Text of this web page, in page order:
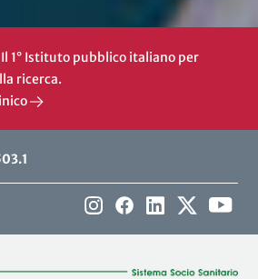
Il 1° Istituto pubblico italiano per
ricerca.